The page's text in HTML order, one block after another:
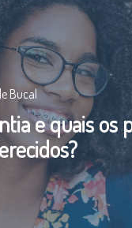
Bucal
e quais os